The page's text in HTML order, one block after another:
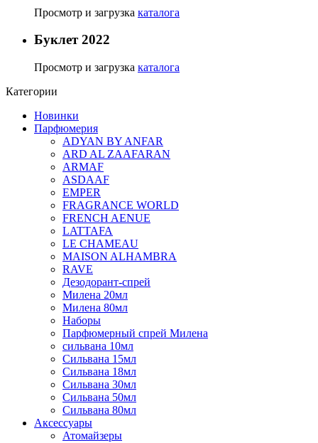
Просмотр и загрузка каталога
Буклет 2022
Просмотр и загрузка каталога
Категории
Новинки
Парфюмерия
ADYAN BY ANFAR
ARD AL ZAAFARAN
ARMAF
ASDAAF
EMPER
FRAGRANCE WORLD
FRENCH AENUE
LATTAFA
LE CHAMEAU
MAISON ALHAMBRA
RAVE
Дезодорант-спрей
Милена 20мл
Милена 80мл
Наборы
Парфюмерный спрей Милена
сильвана 10мл
Сильвана 15мл
Сильвана 18мл
Сильвана 30мл
Сильвана 50мл
Сильвана 80мл
Аксессуары
Атомайзеры